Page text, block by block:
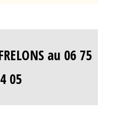
au 06 75
05